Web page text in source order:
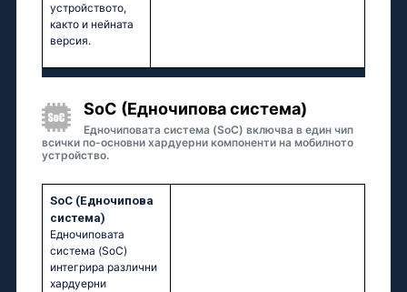
устройството,
както и нейната
версия.
SoC (Едночипова система)
Едночиповата система (SoC) включва в един чип
всички по-основни хардуерни компоненти на мобилното
устройство.
SoC (Едночипова
система)
Едночиповата
система (SoC)
интегрира различни
хардуерни